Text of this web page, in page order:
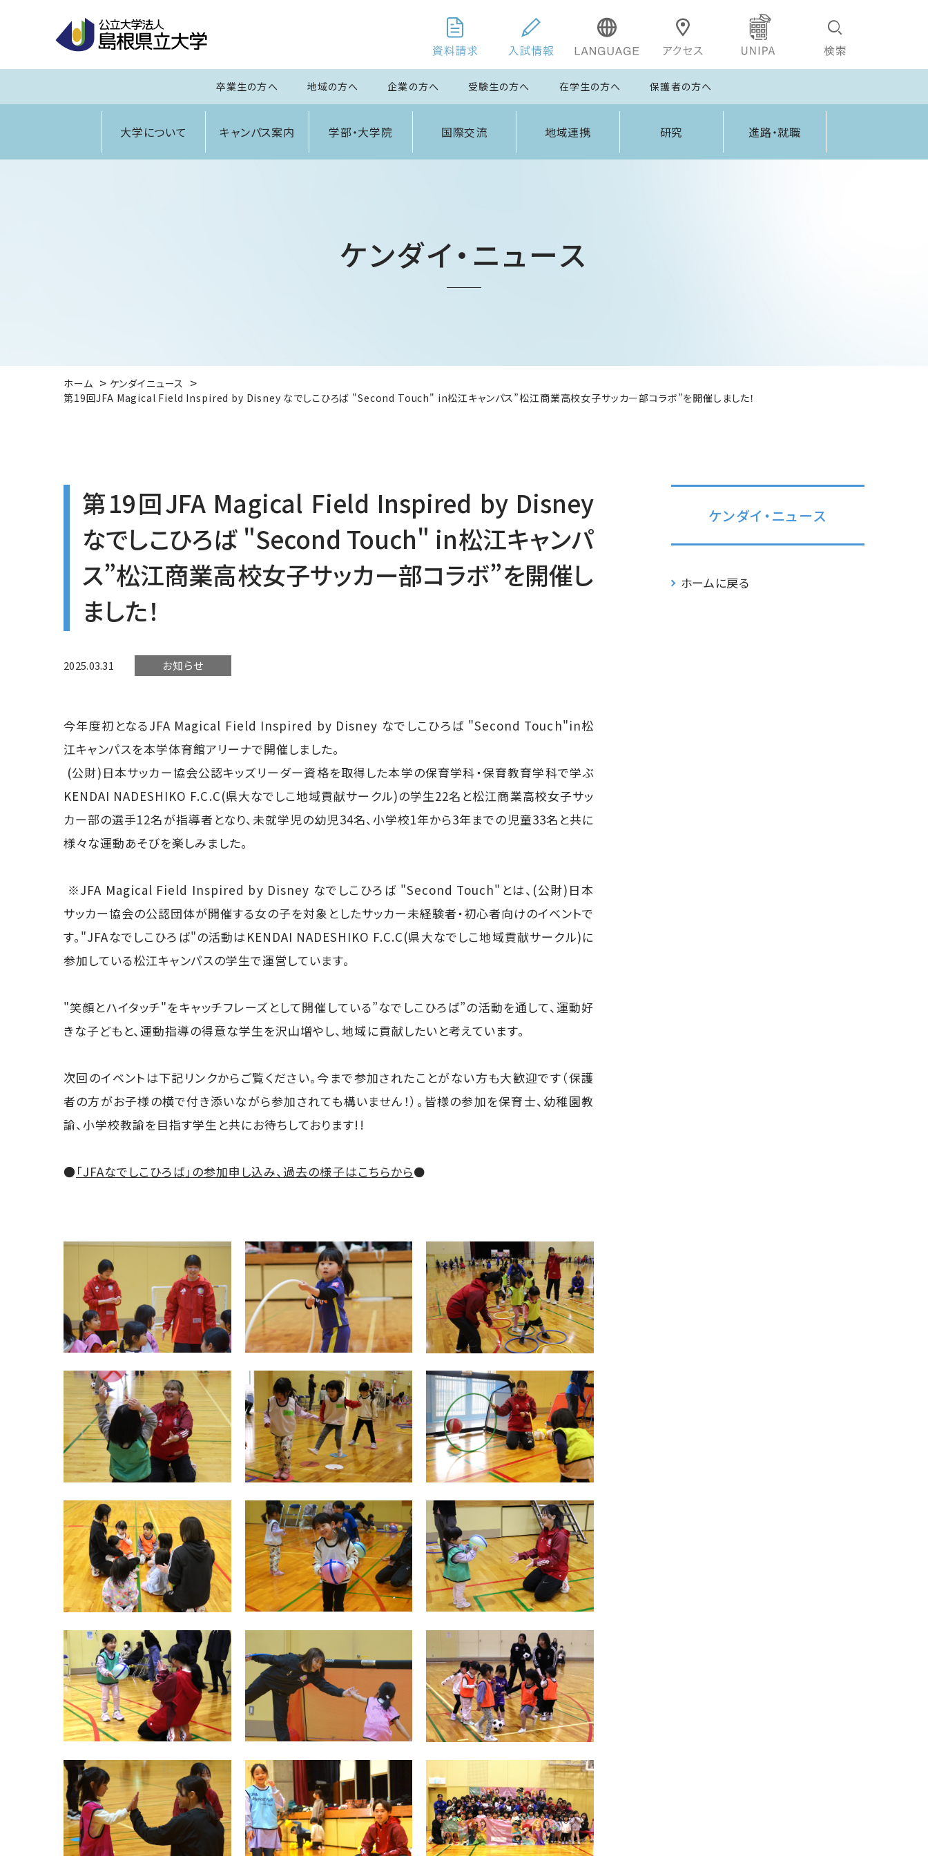
卒業生の方へ 地域の方へ 企業の方へ 受験生の方へ 在学生の方へ 保護者の方へ
大学について キャンパス案内 学部・大学院 国際交流 地域連携 研究 進路・就職
ケンダイ・ニュース
ホーム
ケンダイニュース
第19回JFA Magical Field Inspired by Disney なでしこひろば "Second Touch" in松江キャンパス”松江商業高校女子サッカー部コラボ”を開催しました！
第19回JFA Magical Field Inspired by Disney
なでしこひろば "Second Touch" in松江キャンパ
ス”松江商業高校女子サッカー部コラボ”を開催し
ました！
2025.03.31 お知らせ
今年度初となるJFA Magical Field Inspired by Disney なでしこひろば "Second Touch"in松
江キャンパスを本学体育館アリーナで開催しました。
(公財)日本サッカー協会公認キッズリーダー資格を取得した本学の保育学科・保育教育学科で学ぶ
KENDAI NADESHIKO F.C.C(県大なでしこ地域貢献サークル)の学生22名と松江商業高校女子サッ
カー部の選手12名が指導者となり、未就学児の幼児34名、小学校1年から3年までの児童33名と共に
様々な運動あそびを楽しみました。
※JFA Magical Field Inspired by Disney なでしこひろば "Second Touch"とは、(公財)日本
サッカー協会の公認団体が開催する女の子を対象としたサッカー未経験者・初心者向けのイベントで
す。"JFAなでしこひろば"の活動はKENDAI NADESHIKO F.C.C(県大なでしこ地域貢献サークル)に
参加している松江キャンパスの学生で運営しています。
"笑顔とハイタッチ"をキャッチフレーズとして開催している”なでしこひろば”の活動を通して、運動好
きな子どもと、運動指導の得意な学生を沢山増やし、地域に貢献したいと考えています。
次回のイベントは下記リンクからご覧ください。今まで参加されたことがない方も大歓迎です（保護
者の方がお子様の横で付き添いながら参加されても構いません！）。皆様の参加を保育士、幼稚園教
諭、小学校教諭を目指す学生と共にお待ちしております!!
●「JFAなでしこひろば」の参加申し込み、過去の様子はこちらから⚫️
ケンダイ・ニュース
ホームに戻る